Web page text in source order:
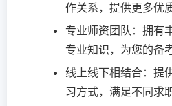
作关系，提供更多优
专业师资团队：拥有
专业知识，为您的备
线上线下相结合：提
习方式，满足不同求